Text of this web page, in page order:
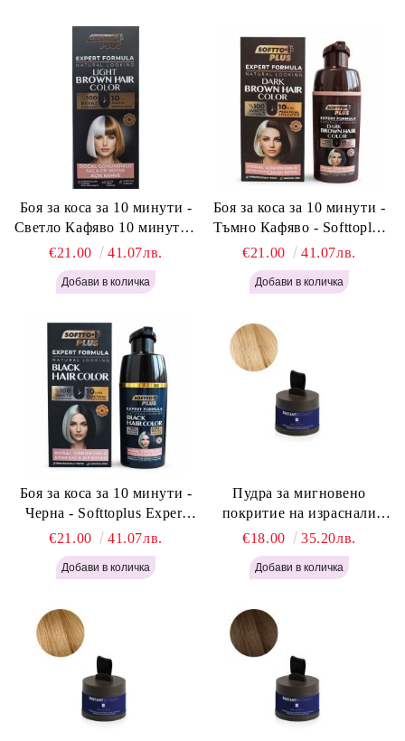
Боя за коса за 10 минути -
Светло Кафяво 10 минути -
Softtoplus Expert Woman
Light Brown 400мл
€21.00 41.07лв.
Боя за коса за 10 минути -
Тъмно Кафяво - Softtoplus
Expert Woman Dark Brown
400 мл
€21.00 41.07лв.
Боя за коса за 10 минути -
Черна - Softtoplus Expert
Woman Black 400мл
€21.00 41.07лв.
Пудра за мигновено
покритие на израснали
корени Светло Русо - Labor
Pro Instant Retouch Powder -
Light Blonde H646
€18.00 35.20лв.